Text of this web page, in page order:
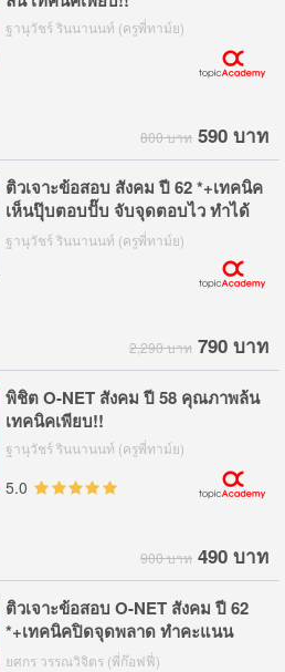
ฐานุวัชร์ รินนานนท์ (ครูพี่ทาม์ย)
800 บาท 590 บาท
ติวเจาะข้อสอบ สังคม ปี 62 *+เทคนิค
เห็นปุ๊บตอบปั๊บ จับจุดตอบไว ทำได้
ทันเวลา
ฐานุวัชร์ รินนานนท์ (ครูพี่ทาม์ย)
2,290 บาท 790 บาท
พิชิต O-NET สังคม ปี 58 คุณภาพล้น
เทคนิคเพียบ!!
ฐานุวัชร์ รินนานนท์ (ครูพี่ทาม์ย)
5.0
900 บาท 490 บาท
ติวเจาะข้อสอบ O-NET สังคม ปี 62
*+เทคนิคปิดจุดพลาด ทำคะแนน
ชัวร์ๆ
ยศกร วรรณวิจิตร (พี่ก๊อฟฟี่)